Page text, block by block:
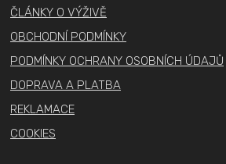
ČLÁNKY O VÝŽIVĚ
OBCHODNÍ PODMÍNKY
PODMÍNKY OCHRANY OSOBNÍCH ÚDAJŮ
DOPRAVA A PLATBA
REKLAMACE
COOKIES